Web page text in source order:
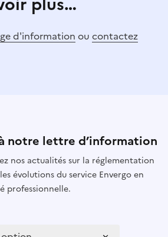
d'information ou contactez
notre lettre d’information
nos actualités sur la réglementation
évolutions du service Envergo en
professionnelle.